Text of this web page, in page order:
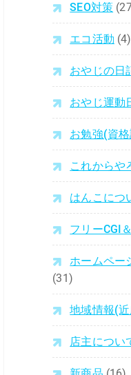
SEO対策
エコ活動 (4)
おやじの日
おやじ運動
お勉強(資
これからや
はんこにつ
フリーCGI
ホームペー
(31)
地域情報(近
店主につい